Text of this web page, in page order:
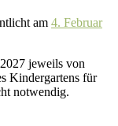
am 4. Februar
jeweils von
Kindergartens für
notwendig.